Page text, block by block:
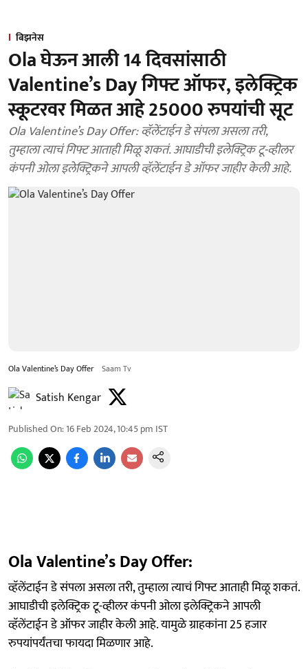
बिझनेस
Ola घेऊन आली 14 दिवसांसाठी
Valentine’s Day गिफ्ट ऑफर, इलेक्ट्रिक
स्कूटरवर मिळत आहे 25000 रुपयांची सूट
Ola Valentine’s Day Offer: व्हॅलेंटाईन डे संपला असला तरी,
तुम्हाला त्याचं गिफ्ट आताही मिळू शकतं. आघाडीची इलेक्ट्रिक टू-व्हीलर
कंपनी ओला इलेक्ट्रिकने आपली व्हॅलेंटाईन डे ऑफर जाहीर केली आहे.
Ola Valentine’s Day Offer Saam Tv
Satish Kengar
Published On:16 Feb 2024, 10:45 pm IST
Ola Valentine’s Day Offer:
व्हॅलेंटाईन डे संपला असला तरी, तुम्हाला त्याचं गिफ्ट आताही मिळू शकतं.
आघाडीची इलेक्ट्रिक टू-व्हीलर कंपनी ओला इलेक्ट्रिकने आपली
व्हॅलेंटाईन डे ऑफर जाहीर केली आहे. यामुळे ग्राहकांना 25 हजार
रुपयांपर्यंतचा फायदा मिळणार आहे.